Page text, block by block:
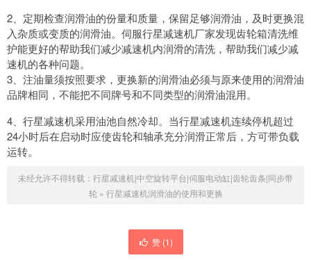
2、定期检查润滑油的份量和质量，保留足够润滑油，及时更换混
入杂质或变质的润滑油。伺服行星减速机厂家发现齿轮箱清洗维
护能更好的帮助我们减少减速机内润滑的清洗，帮助我们减少减
速机的各种问题。
3、注油量须按照要求，更换新的润滑油必须与原来使用的润滑油
品牌相同，不能把不同牌号和不同类型的润滑油混用。
4、行星减速机采用油池自然冷却。当行星减速机连续停机超过
24小时后在启动时应使齿轮和轴承充分润滑正常后，方可带负载
运转。
未经允许不得转载： 行星减速机|中空旋转平台|伺服电动缸|齿轮齿条|同步带
轮» 行星减速机润滑油的使用和更换
赞 (1)